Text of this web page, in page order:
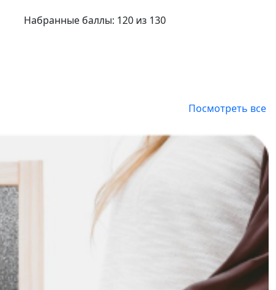
Набранные баллы: 120 из 130
Посмотреть все